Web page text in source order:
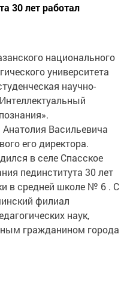
30 лет работал
национального
университета
научно-
Васильевича
его директора.
в селе Спасское
пединститута 30 лет
в средней школе № 6 . С
филиал
наук,
гражданином города